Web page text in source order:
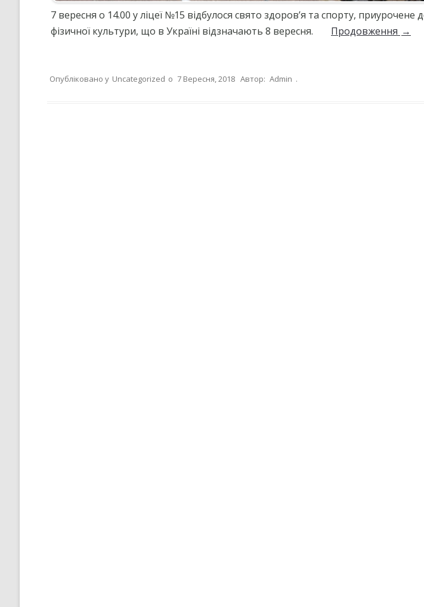
7 вересня о 14.00 у ліцеї №15 відбулося свято здоров’я та спорту, приурочене
фізичної культури, що в Україні відзначають 8 вересня.
Продовження →
Опубліковано у Uncategorized о 7 Вересня, 2018 Автор: Admin .